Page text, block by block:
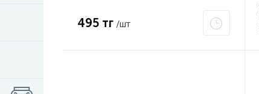
495 тг /шт